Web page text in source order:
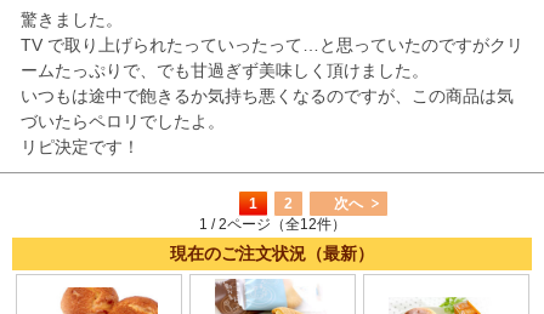
驚きました。
TV で取り上げられたっていったって…と思っていたのですがクリ
ームたっぷりで、でも甘過ぎず美味しく頂けました。
いつもは途中で飽きるか気持ち悪くなるのですが、この商品は気
づいたらペロリでしたよ。
リピ決定です！
1 2
次へ
1 / 2ページ（全12件）
現在のご注文状況（最新）